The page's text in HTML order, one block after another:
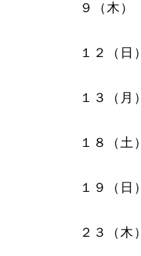
９（木）
１２（日）
１３（月）
１８（土）
１９（日）
２３（木）